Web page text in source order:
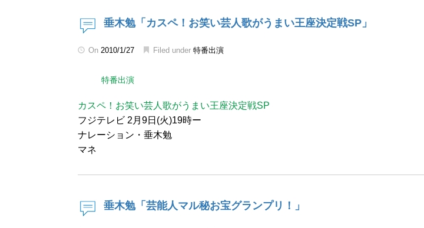
垂木勉「カスペ！お笑い芸人歌がうまい王座決定戦SP」
On 2010/1/27 Filed under 特番出演
特番出演
カスペ！お笑い芸人歌がうまい王座決定戦SP
フジテレビ 2月9日(火)19時ー
ナレーション・垂木勉
マネ
垂木勉「芸能人マル秘お宝グランプリ！」